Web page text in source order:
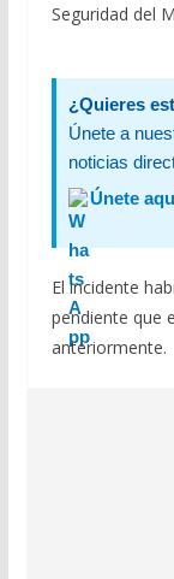
Seguridad del
¿Quieres
Únete a
noticias
Únete
El incidente
pendiente que
anteriormente.